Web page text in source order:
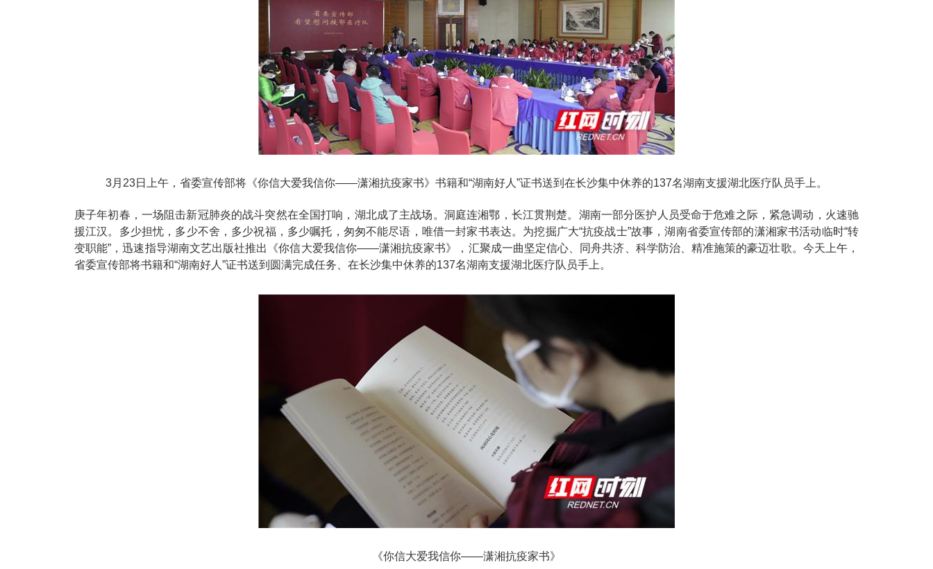
3月23日上午，省委宣传部将《你信大爱我信你——潇湘抗疫家书》书籍和“湖南好人”证书送到在长沙集中休养的137名湖南支援湖北医疗队员手上。
庚子年初春，一场阻击新冠肺炎的战斗突然在全国打响，湖北成了主战场。洞庭连湘鄂，长江贯荆楚。湖南一部分医护人员受命于危难之际，紧急调动，火速驰
援江汉。多少担忧，多少不舍，多少祝福，多少嘱托，匆匆不能尽语，唯借一封家书表达。为挖掘广大“抗疫战士”故事，湖南省委宣传部的潇湘家书活动临时“转
变职能”，迅速指导湖南文艺出版社推出《你信大爱我信你——潇湘抗疫家书》，汇聚成一曲坚定信心、同舟共济、科学防治、精准施策的豪迈壮歌。今天上午，
省委宣传部将书籍和“湖南好人”证书送到圆满完成任务、在长沙集中休养的137名湖南支援湖北医疗队员手上。
《你信大爱我信你——潇湘抗疫家书》